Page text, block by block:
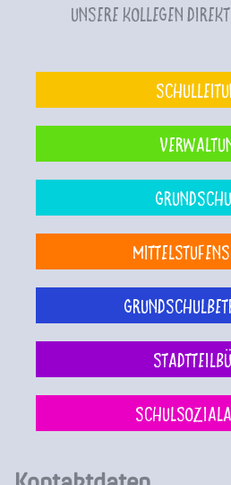
unsere Kollegen